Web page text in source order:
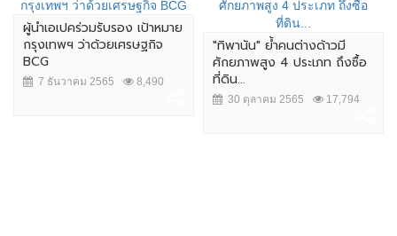
ผู้นำเอเปคร่วมรับรอง เป้าหมาย
กรุงเทพฯ ว่าด้วยเศรษฐกิจ
BCG
7 ธันวาคม 2565 8,490
"ทิพานัน" ย้ำคนต่างด้าวมี
ศักยภาพสูง 4 ประเภท ถึงซื้อ
ที่ดิน...
30 ตุลาคม 2565 17,794